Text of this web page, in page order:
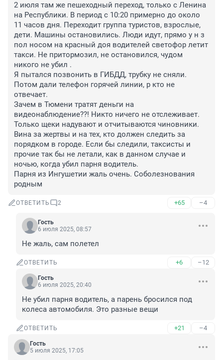
2 июля там же пешеходный переход, только с Ленина
на Республики. В период с 10:20 примерно до около
11 часов дня. Переходит группа туристов, взрослые,
дети. Машины остановились. Люди идут, прямо у н з
пол носом на красный доя водителей светофор летит
такси. Не притормозил, не остановился, чудом
никого не убил .
Я пытался позвонить в ГИБДД, трубку не сняли.
Потом дали телефон горячей линии, р кто не
отвечает.
Зачем в Тюмени тратят деньги на
видеонаблюдение??! Никто ничего не отслеживает.
Только щеки надувают и отчитываются чиновники.
Вина за жертвы и на тех, кто должен следить за
порядком в городе. Если бы следили, таксисты и
прочие так бы не летали, как в данном случае и
ночью, когда убил парня водитель.
Парня из Ингушетии жаль очень. Соболезнования
родным
ОТВЕТИТЬ 2 +65 –4
Гость
6 июля 2025, 08:57
Не жаль, сам полетел
ОТВЕТИТЬ +6 –12
Гость
6 июля 2025, 20:40
Не убил парня водитель, а парень бросился под
колеса автомобиля. Это разные вещи
ОТВЕТИТЬ +21 –4
Гость
5 июля 2025, 17:05